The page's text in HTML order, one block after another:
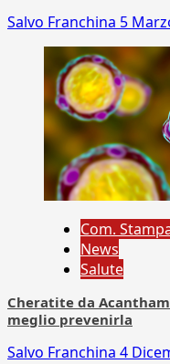
Salvo Franchina 5
Com.
News
Salute
Cheratite da
meglio prevenirla
Salvo Franchina 4